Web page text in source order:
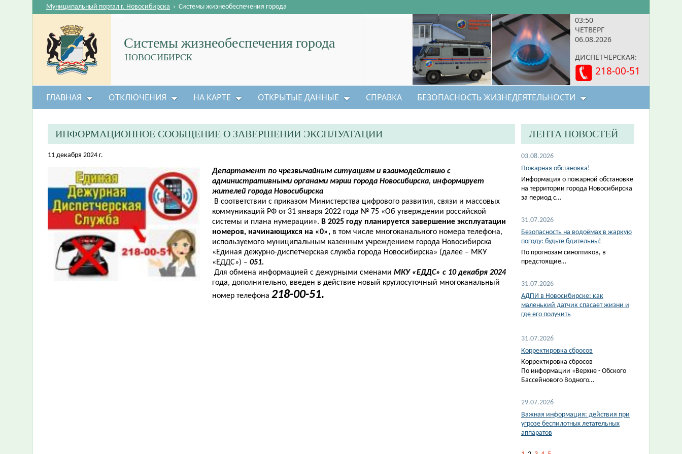
03:50
ЧЕТВЕРГ
06.08.2026
ДИСПЕТЧЕРСКАЯ:
218-00-51
Системы жизнеобеспечения города
НОВОСИБИРСК
Муниципальный портал г. Новосибирска › Системы жизнеобеспечения города
ГЛАВНАЯ ОТКЛЮЧЕНИЯ НА КАРТЕ ОТКРЫТЫЕ ДАННЫЕ СПРАВКА БЕЗОПАСНОСТЬ ЖИЗНЕДЕЯТЕЛЬНОСТИ
ИНФОРМАЦИОННОЕ СООБЩЕНИЕ О ЗАВЕРШЕНИИ ЭКСПЛУАТАЦИИ
11 декабря 2024 г.
Департамент по чрезвычайным ситуациям и взаимодействию с
административными органами мэрии города Новосибирска, информирует
жителей города Новосибирска
В соответствии с приказом Министерства цифрового развития, связи и массовых
коммуникаций РФ от 31 января 2022 года № 75 «Об утверждении российской
системы и плана нумерации». В 2025 году планируется завершение эксплуатации
номеров, начинающихся на «0», в том числе многоканального номера телефона,
используемого муниципальным казенным учреждением города Новосибирска
«Единая дежурно-диспетчерская служба города Новосибирска» (далее – МКУ
«ЕДДС») – 051.
Для обмена информацией с дежурными сменами МКУ «ЕДДС» с 10 декабря 2024
года, дополнительно, введен в действие новый круглосуточный многоканальный
номер телефона 218-00-51.
ЛЕНТА НОВОСТЕЙ
03.08.2026
Пожарная обстановка!
Информация о пожарной обстановке
на территории города Новосибирска
за период с…
31.07.2026
Безопасность на водоёмах в жаркую
погоду: будьте бдительны!
По прогнозам синоптиков, в
предстоящие…
31.07.2026
АДПИ в Новосибирске: как
маленький датчик спасает жизни и
где его получить
31.07.2026
Корректировка сбросов
Корректировка сбросов
По информации «Верхне - Обского
Бассейнового Водного…
29.07.2026
Важная информация: действия при
угрозе беспилотных летательных
аппаратов